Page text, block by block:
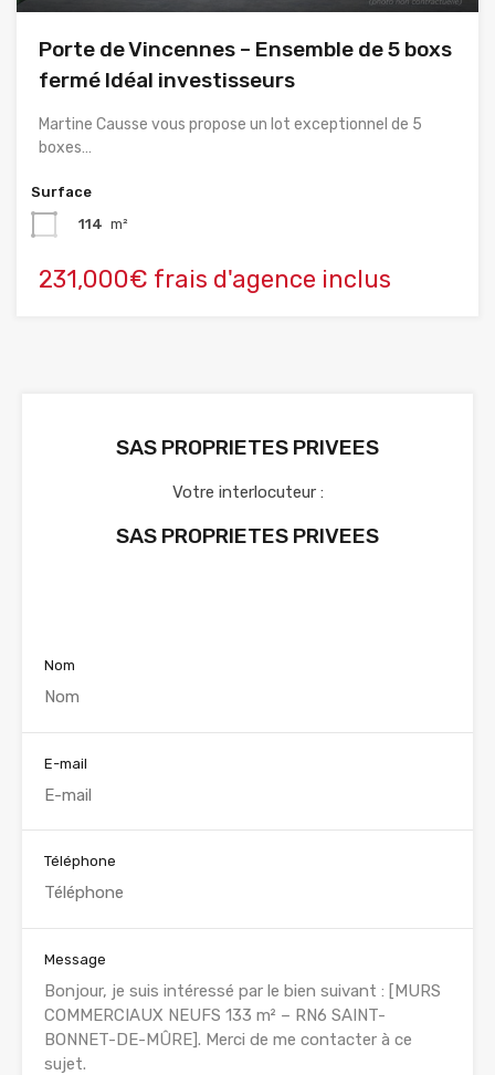
Porte de Vincennes – Ensemble de 5 boxs
fermé Idéal investisseurs
Martine Causse vous propose un lot exceptionnel de 5
boxes…
Surface
114 m²
231,000€ frais d'agence inclus
SAS PROPRIETES PRIVEES
Votre interlocuteur :
SAS PROPRIETES PRIVEES
Nom
E-mail
Téléphone
Message